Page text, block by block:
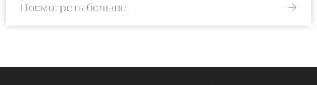
Посмотреть больше